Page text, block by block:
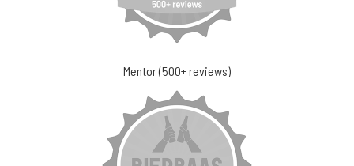
Mentor (500+ reviews)